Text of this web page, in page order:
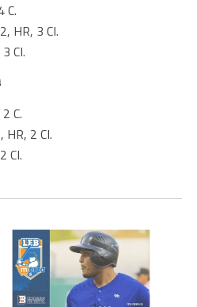
C.
HR, 3 CI.
CI.
C.
2 CI.
CI.